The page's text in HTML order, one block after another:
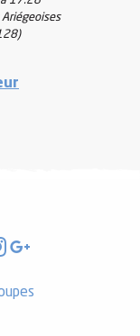
)